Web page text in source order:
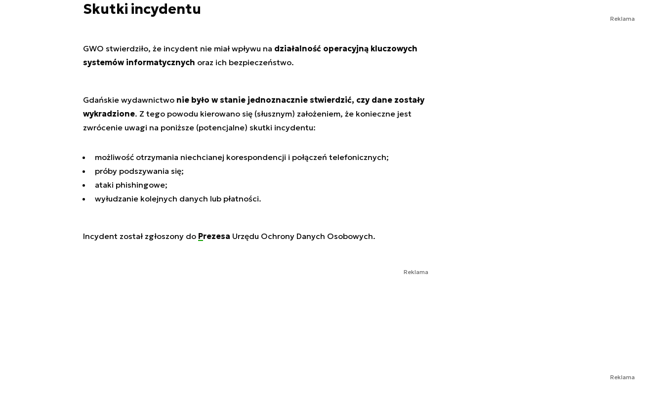
Skutki incydentu
GWO stwierdziło, że incydent nie miał wpływu na działalność operacyjną kluczowych
systemów informatycznych oraz ich bezpieczeństwo.
Gdańskie wydawnictwo nie było w stanie jednoznacznie stwierdzić, czy dane zostały
wykradzione. Z tego powodu kierowano się (słusznym) założeniem, że konieczne jest
zwrócenie uwagi na poniższe (potencjalne) skutki incydentu:
możliwość otrzymania niechcianej korespondencji i połączeń telefonicznych;
próby podszywania się;
ataki phishingowe;
wyłudzanie kolejnych danych lub płatności.
Incydent został zgłoszony do Prezesa Urzędu Ochrony Danych Osobowych.
Reklama
Reklama
Reklama